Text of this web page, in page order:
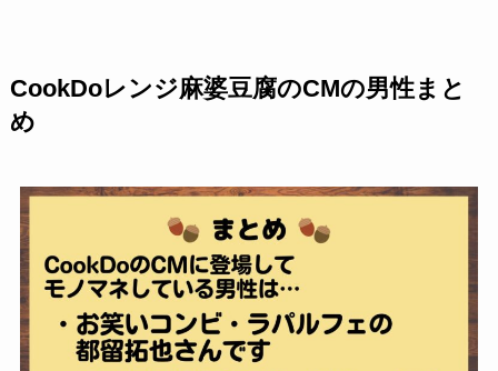
CookDoレンジ麻婆豆腐のCMの男性まと
め